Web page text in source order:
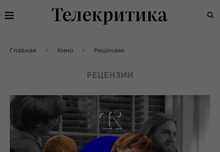
Главная Кино Рецензии
РЕЦЕНЗИИ